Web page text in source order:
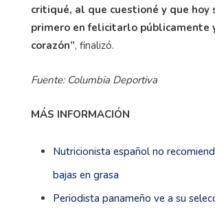
critiqué, al que cuestioné y que hoy
primero en felicitarlo públicamente
corazón”, finalizó.
Fuente: Columbia Deportiva
MÁS INFORMACIÓN
Nutricionista español no
bajas en grasa
Periodista panameño ve a su